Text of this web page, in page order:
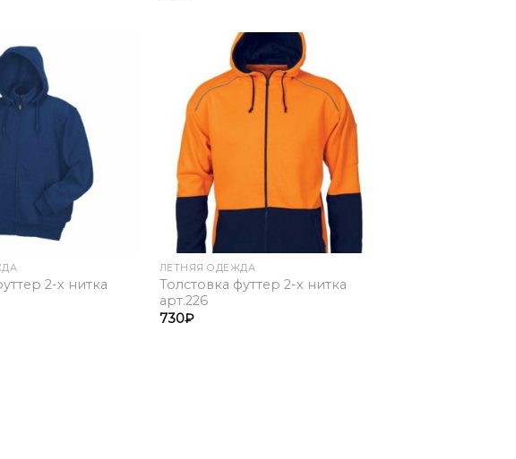
2-х нитка
Add to
Wishlist
ЛЕТНЯЯ ОДЕЖДА
Толстовка футтер 2-х нитка
арт.226
730₽